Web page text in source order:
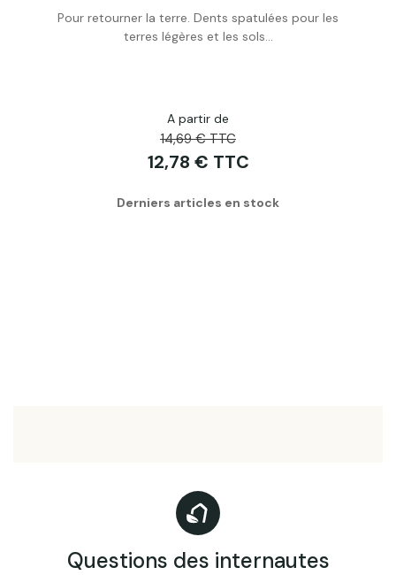
Acheter
Pour retourner la terre. Dents spatulées pour les
terres légères et les sols...
A partir de
14,69 € TTC
12,78 € TTC
Derniers articles en stock
Questions des internautes